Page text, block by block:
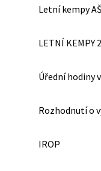
Letní kempy
LETNÍ KEMPY
Úřední hodiny
Rozhodnutí o
IROP